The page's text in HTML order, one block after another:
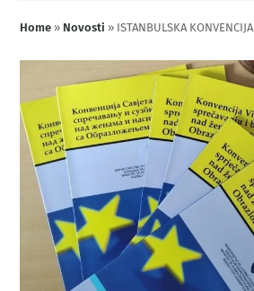
Home » Novosti » ISTANBULSKA KONVENCIJA